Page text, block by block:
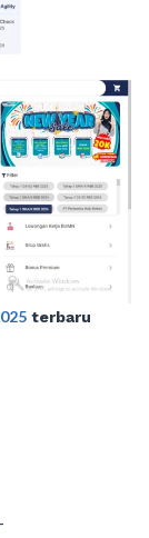
terbaru